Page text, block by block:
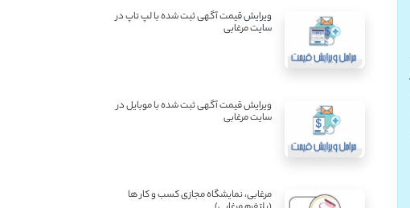
ویرایش قیمت آگهی ثبت شده با لپ تاپ در
سایت مرغابی
ویرایش قیمت آگهی ثبت شده با موبایل در
سایت مرغابی
مرغابی، نمایشگاه مجازی کسب و کار ها